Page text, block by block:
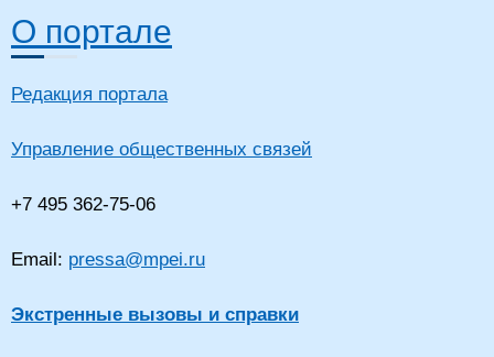
О портале
Редакция портала
Управление общественных связей
+7 495 362-75-06
Email: pressa@mpei.ru
Экстренные вызовы и справки